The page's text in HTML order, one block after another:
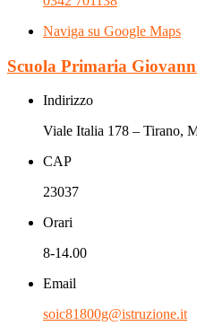
Naviga su Google Maps
Scuola Primaria
Indirizzo
Viale Italia 178 – Tirano,
CAP
23037
Orari
8-14.00
Email
soic81800g@istruzione.it